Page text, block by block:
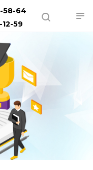
58-64
59